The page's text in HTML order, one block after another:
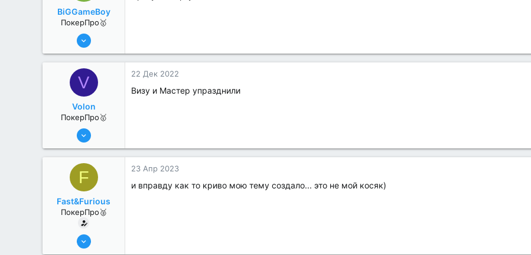
BiGGameBoy
ПокерПро🥇
6 Июн 2022
6
V
Volon
ПокерПро🥇
13 Июн 2022
0
22 Дек 2022
Визу и Мастер упразднили
F
Fast&Furious
ПокерПро🥈
6 Июн 2022
23 Апр 2023
и вправду как то криво мою тему создало... это не мой косяк)